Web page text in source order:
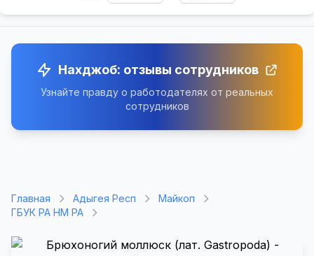
Нахджоб: отзывы сотрудников
Узнайте правду о работодателях от реальных
сотрудников
Главная Адыгея Респ
Майкоп
ГБУК РА НМ РА